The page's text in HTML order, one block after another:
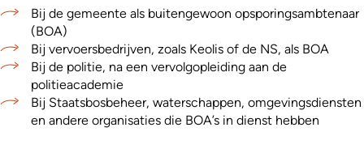
Bij de gemeente als buitengewoon opsporingsambtenaar
(BOA)
Bij vervoersbedrijven, zoals Keolis of de NS, als BOA
Bij de politie, na een vervolgopleiding aan de
politieacademie
Bij Staatsbosbeheer, waterschappen, omgevingsdiensten
en andere organisaties die BOA’s in dienst hebben